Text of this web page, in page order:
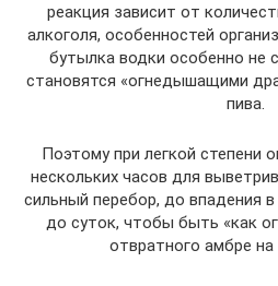
реакция зависит от
алкоголя, особенностей
бутылка водки особенно не
становятся «огнедышащими
пива.
Поэтому при легкой степени
нескольких часов для
сильный перебор, до впадения
до суток, чтобы быть «как
отвратного амбре